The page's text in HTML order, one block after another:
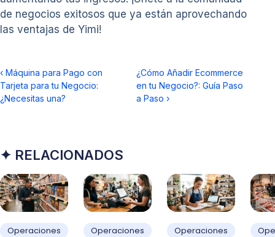
de negocios exitosos que ya están aprovechando
las ventajas de Yimi!
‹ Máquina para Pago con
Tarjeta para tu Negocio:
¿Necesitas una?
¿Cómo Añadir Ecommerce
en tu Negocio?: Guía Paso
a Paso ›
✦ RELACIONADOS
Operaciones Operaciones Operaciones